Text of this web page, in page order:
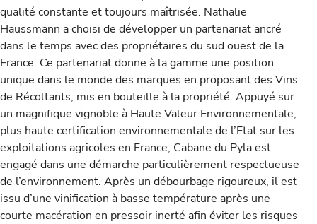
qualité constante et toujours maîtrisée. Nathalie
Haussmann a choisi de développer un partenariat ancré
dans le temps avec des propriétaires du sud ouest de la
France. Ce partenariat donne à la gamme une position
unique dans le monde des marques en proposant des Vins
de Récoltants, mis en bouteille à la propriété. Appuyé sur
un magnifique vignoble à Haute Valeur Environnementale,
plus haute certification environnementale de l’Etat sur les
exploitations agricoles en France, Cabane du Pyla est
engagé dans une démarche particulièrement respectueuse
de l’environnement. Après un débourbage rigoureux, il est
issu d’une vinification à basse température après une
courte macération en pressoir inerté afin éviter les risques